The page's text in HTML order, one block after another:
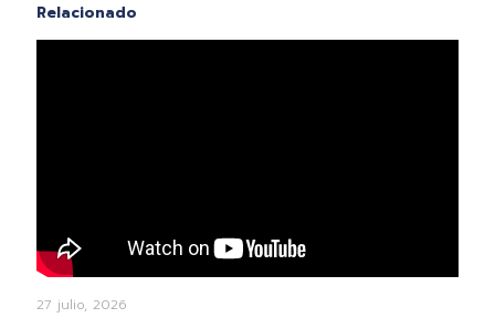
Relacionado
27 julio, 2026